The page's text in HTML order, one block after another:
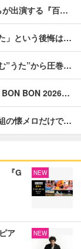
が出演する『百…
」という後悔は…
”うた”から圧巻…
BON BON 2026…
の懐メロだけで…
『G
NEW
ア
NEW